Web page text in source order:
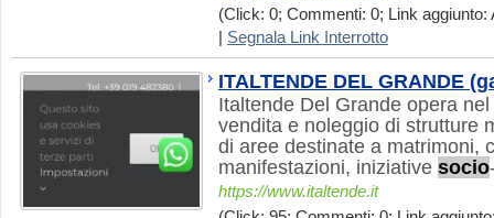
(Click: 0; Commenti: 0; Link aggiunto:
Segnala Link Interrotto
ITALTENDE DEL GRANDE
Italtende Del Grande opera
vendita e noleggio di strutture
di aree destinate a matrimoni,
manifestazioni, iniziative socio
https://www.italtende.it